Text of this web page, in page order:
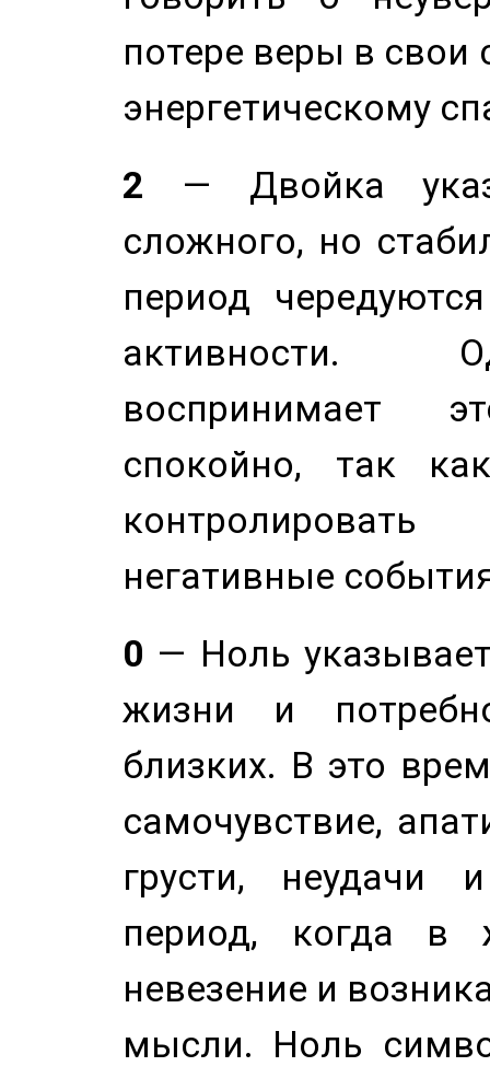
потере веры в свои
энергетическому
2 — Двойка
сложного, но
период
активности.
воспринимает
спокойно, так
негативные
0 — Ноль
жизни и
близких. В это
самочувствие,
грусти, неудачи
период, когда в
невезение и
мысли. Ноль